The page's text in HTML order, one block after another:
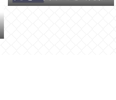
ピードを比較してみた